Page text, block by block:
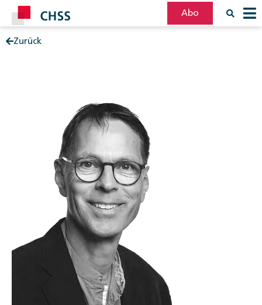
Abo
Zurück